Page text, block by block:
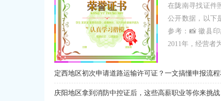
在陇南寻找证件
公开数据，以下
参考：📸 徽县
2011年，经营者
定西地区初次申请道路运输许可证？一文搞懂申报流
庆阳地区拿到消防中控证后，这些高薪职业等你来挑战